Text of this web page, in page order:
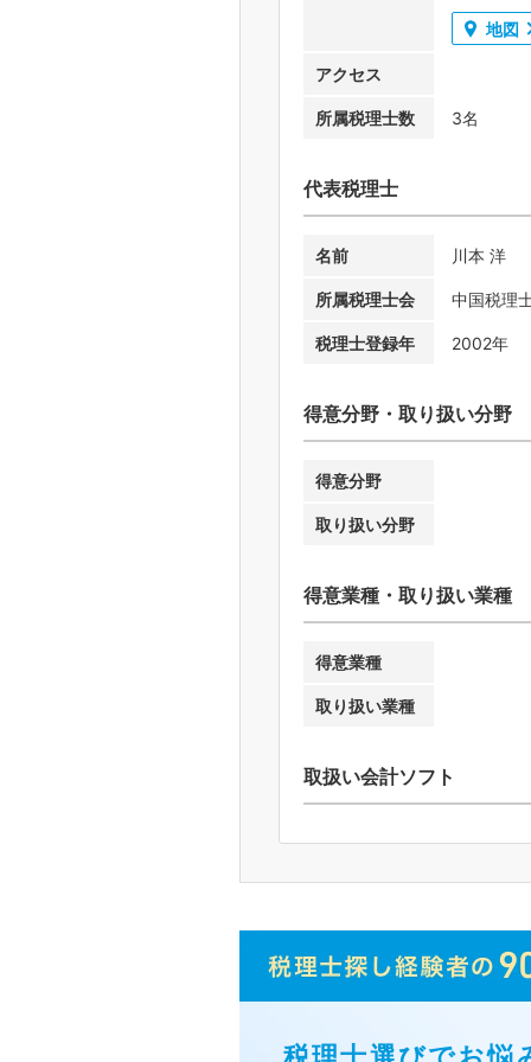
地図
アクセス
所属税理士数 3名
代表税理士
名前 川本 洋
所属税理士会 中国税理
税理士登録年 2002年
得意分野・取り扱い分野
得意分野
取り扱い分野
得意業種・取り扱い業種
得意業種
取り扱い業種
取扱い会計ソフト